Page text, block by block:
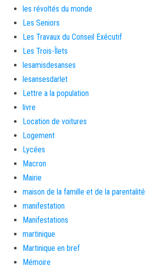
les révoltés du monde
Les Seniors
Les Travaux du Conseil Exécutif
Les Trois-Îlets
lesamisdesanses
lesansesdarlet
Lettre a la population
livre
Location de voitures
Logement
Lycées
Macron
Mairie
maison de la famille et de la parentalité
manifestation
Manifestations
martinique
Martinique en bref
Mémoire